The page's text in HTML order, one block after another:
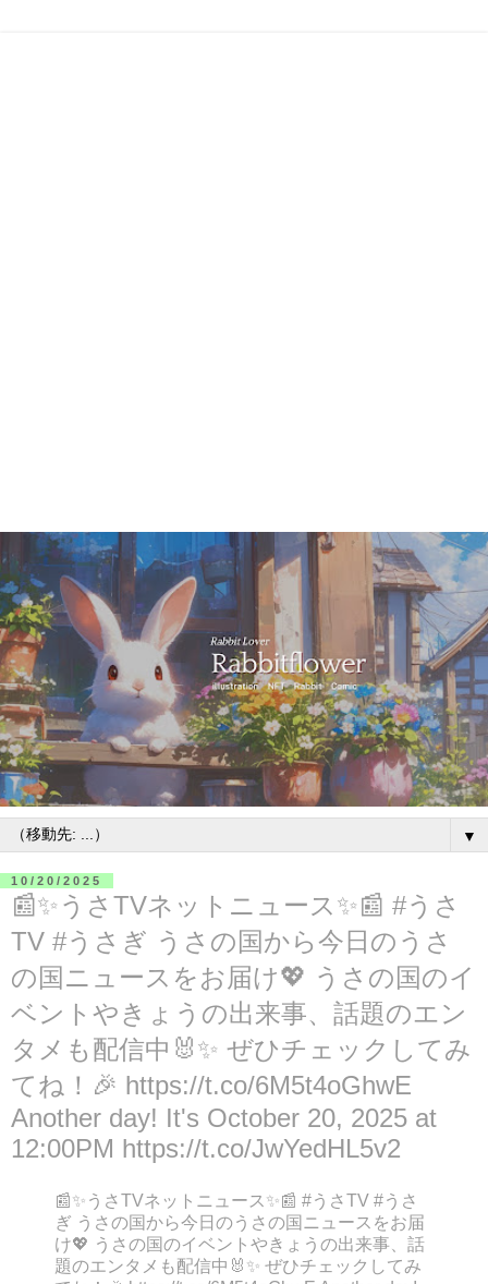
▼
10/20/2025
📰✨うさTVネットニュース✨📰 #うさ
TV #うさぎ うさの国から今日のうさ
の国ニュースをお届け💖 うさの国のイ
ベントやきょうの出来事、話題のエン
タメも配信中🐰✨ ぜひチェックしてみ
てね！🎉 https://t.co/6M5t4oGhwE
Another day! It's October 20, 2025 at
12:00PM https://t.co/JwYedHL5v2
📰✨うさTVネットニュース✨📰 #うさTV #うさ
ぎ うさの国から今日のうさの国ニュースをお届
け💖 うさの国のイベントやきょうの出来事、話
題のエンタメも配信中🐰✨ ぜひチェックしてみ